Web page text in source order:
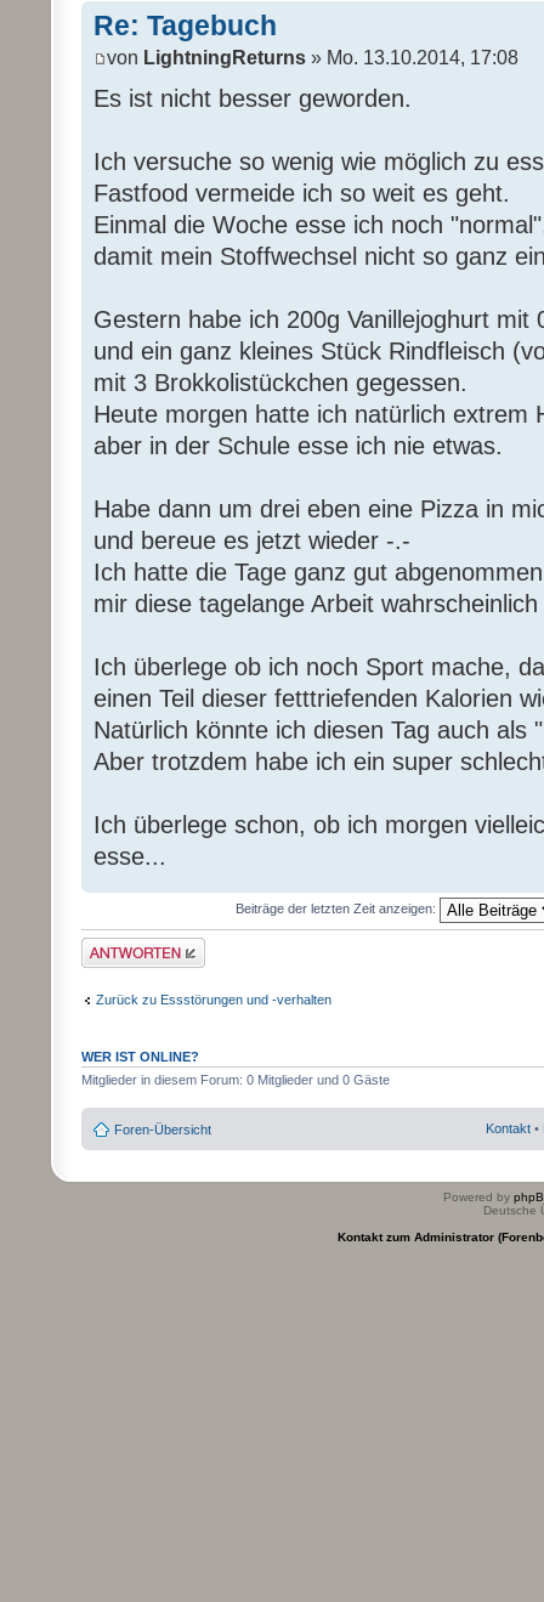
Re: Tagebuch
von LightningReturns » Mo. 13.10.2014, 17:08
Es ist nicht besser geworden.
Ich versuche so wenig wie möglich zu
Fastfood vermeide ich so weit es geht.
Einmal die Woche esse ich noch
damit mein Stoffwechsel nicht so ganz
Gestern habe ich 200g Vanillejoghurt mit
und ein ganz kleines Stück Rindfleisch
mit 3 Brokkolistückchen gegessen.
Heute morgen hatte ich natürlich extrem
aber in der Schule esse ich nie etwas.
Habe dann um drei eben eine Pizza in
und bereue es jetzt wieder -.-
Ich hatte die Tage ganz gut
mir diese tagelange Arbeit
Ich überlege ob ich noch Sport mache,
einen Teil dieser fetttriefenden Kalorien
Natürlich könnte ich diesen Tag auch als
Aber trotzdem habe ich ein super
Ich überlege schon, ob ich morgen
esse...
Beiträge der letzten Zeit anzeigen:
Antwort erstellen
Zurück zu Essstörungen und -verhalten
WER IST ONLINE?
Mitglieder in diesem Forum: 0 Mitglieder und 0 Gäste
Foren-Übersicht Kontakt •
Powered by
Deutsche
Kontakt zum Administrator